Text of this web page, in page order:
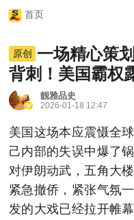
首页
原创
一场精心策
背刺！美国霸权
靓雅品史
2026-01-18 12:47
美国这场本应震慑全
己内部的失误中爆了
对伊朗动武，五角大
紧急撤侨，紧张气氛
发的大戏已经拉开帷